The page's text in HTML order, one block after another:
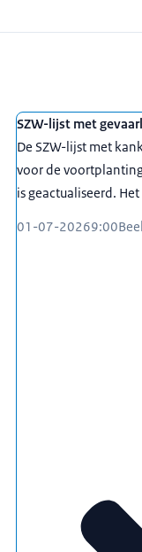
SZW-lijst met
De SZW-lijst met
voor de
is geactualiseerd. Het
01-07-20269:00